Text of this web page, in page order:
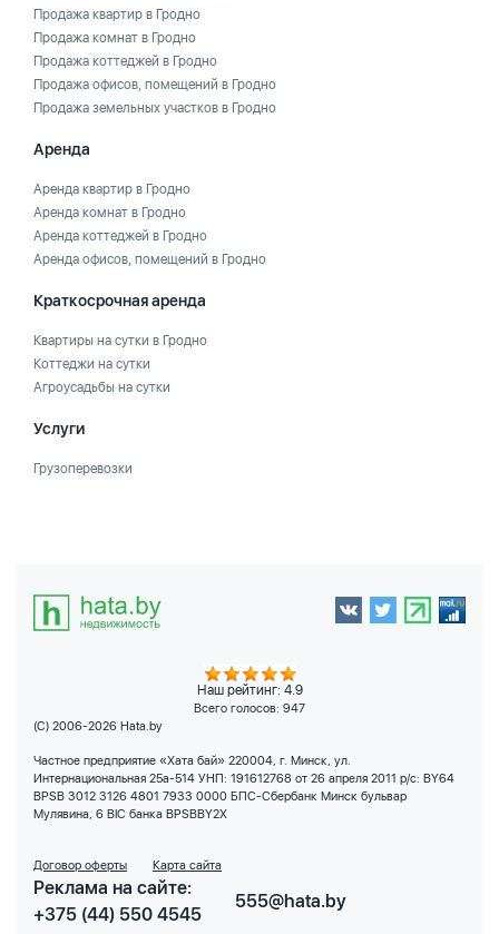
Продажа квартир в Гродно
Продажа комнат в Гродно
Продажа коттеджей в Гродно
Продажа офисов, помещений в Гродно
Продажа земельных участков в Гродно
Аренда
Аренда квартир в Гродно
Аренда комнат в Гродно
Аренда коттеджей в Гродно
Аренда офисов, помещений в Гродно
Краткосрочная аренда
Квартиры на сутки в Гродно
Коттеджи на сутки
Агроусадьбы на сутки
Услуги
Грузоперевозки
Наш рейтинг: 4.9
Всего голосов: 947
(C) 2006-2026 Hata.by
Частное предприятие «Хата бай» 220004, г. Минск, ул.
Интернациональная 25а-514 УНП: 191612768 от 26 апреля 2011 р/с: BY64
BPSB 3012 3126 4801 7933 0000 БПС-Сбербанк Минск бульвар
Мулявина, 6 BIC банка BPSBBY2X
Договор оферты Карта сайта
Реклама на сайте:
+375 (44) 550 4545
555@hata.by